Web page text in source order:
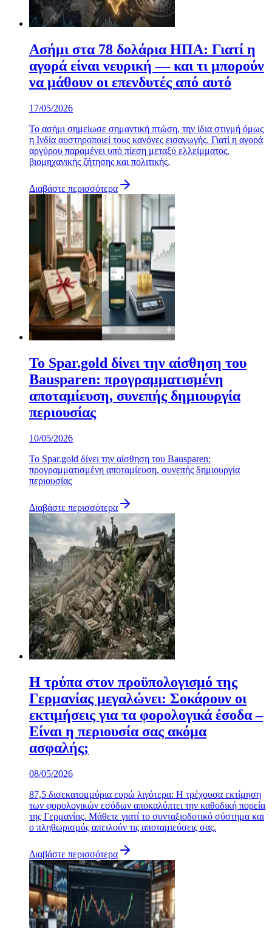
Ασήμι στα 78 δολάρια ΗΠΑ: Γιατί η
αγορά είναι νευρική — και τι μπορούν
να μάθουν οι επενδυτές από αυτό
17/05/2026
Το ασήμι σημείωσε σημαντική πτώση, την ίδια στιγμή όμως
η Ινδία αυστηροποιεί τους κανόνες εισαγωγής. Γιατί η αγορά
αργύρου παραμένει υπό πίεση μεταξύ ελλείμματος,
βιομηχανικής ζήτησης και πολιτικής.
Διαβάστε περισσότερα
Το Spar.gold δίνει την αίσθηση του
Bausparen: προγραμματισμένη
αποταμίευση, συνεπής δημιουργία
περιουσίας
10/05/2026
Το Spar.gold δίνει την αίσθηση του Bausparen:
προγραμματισμένη αποταμίευση, συνεπής δημιουργία
περιουσίας
Διαβάστε περισσότερα
Η τρύπα στον προϋπολογισμό της
Γερμανίας μεγαλώνει: Σοκάρουν οι
εκτιμήσεις για τα φορολογικά έσοδα –
Είναι η περιουσία σας ακόμα
ασφαλής;
08/05/2026
87,5 δισεκατομμύρια ευρώ λιγότερα: Η τρέχουσα εκτίμηση
των φορολογικών εσόδων αποκαλύπτει την καθοδική πορεία
της Γερμανίας. Μάθετε γιατί το συνταξιοδοτικό σύστημα και
ο πληθωρισμός απειλούν τις αποταμιεύσεις σας.
Διαβάστε περισσότερα